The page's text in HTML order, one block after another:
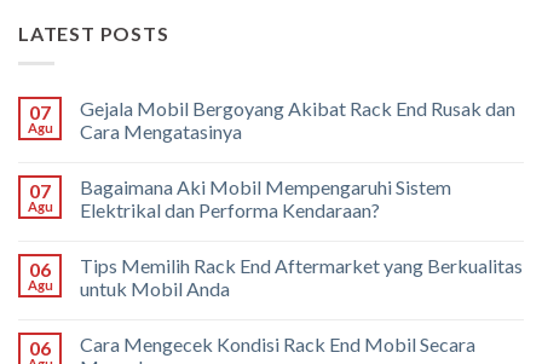
LATEST POSTS
07
Agu
Gejala Mobil Bergoyang Akibat Rack End Rusak dan
Cara Mengatasinya
07
Agu
Bagaimana Aki Mobil Mempengaruhi Sistem
Elektrikal dan Performa Kendaraan?
06
Agu
Tips Memilih Rack End Aftermarket yang Berkualitas
untuk Mobil Anda
06
Cara Mengecek Kondisi Rack End Mobil Secara